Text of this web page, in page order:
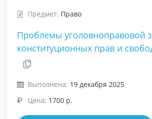
Предмет: Право
Проблемы уголовноправовой
конституционных прав и
Выполнена: 19 декабря 2025
Цена: 1700 р.